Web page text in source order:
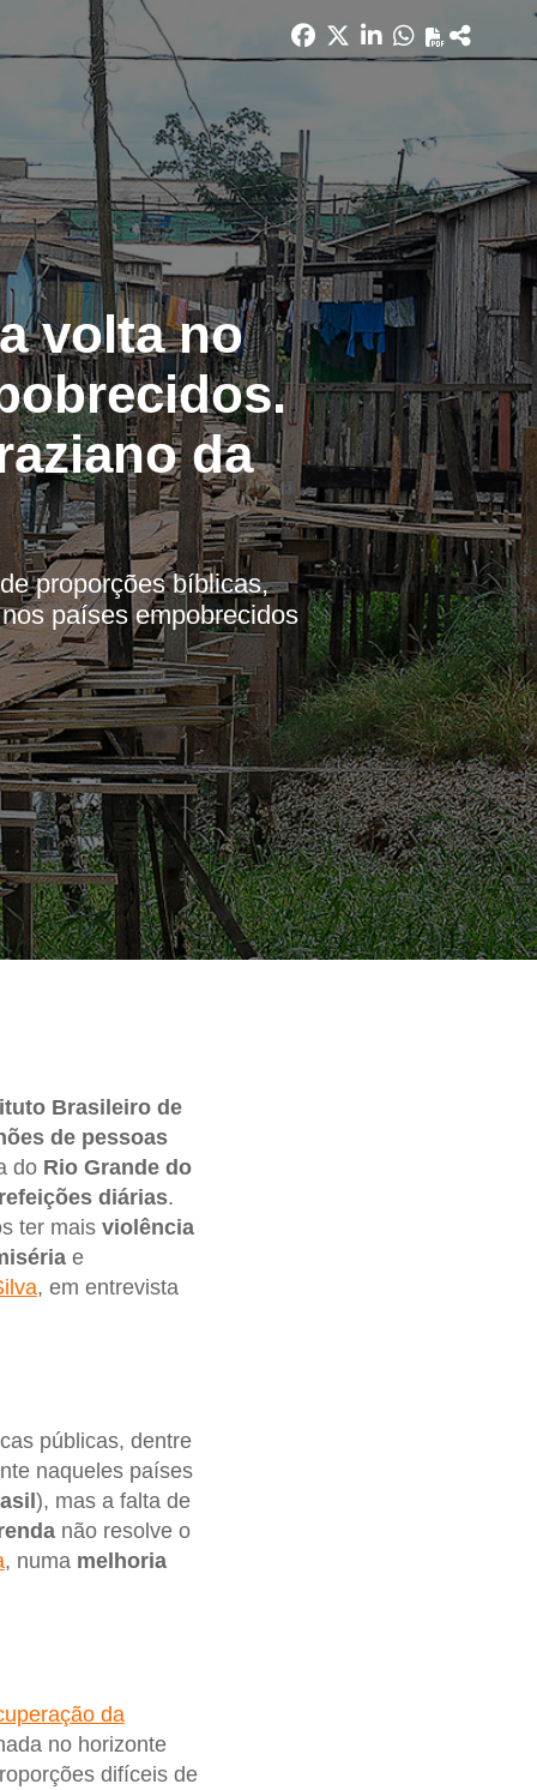
volta no
da
proporções bíblicas,
países empobrecidos
Brasileiro de
de pessoas
do Rio Grande do
diárias.
ter mais violência
e
, em entrevista
públicas, dentre
naqueles países
), mas a falta de
não resolve o
, numa melhoria
da
no horizonte
difíceis de